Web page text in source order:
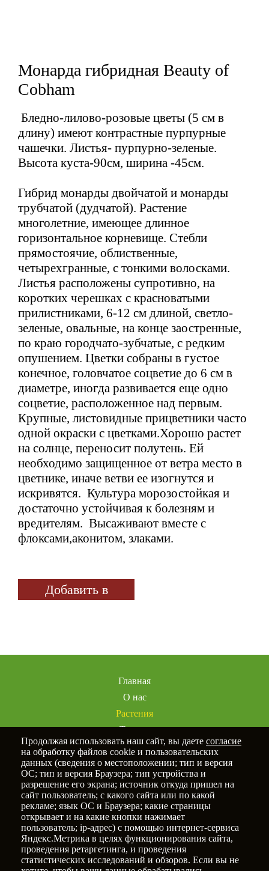
Монарда гибридная Beauty of
Cobham
Бледно-лилово-розовые цветы (5 см в
длину) имеют контрастные пурпурные
чашечки. Листья- пурпурно-зеленые.
Высота куста-90см, ширина -45см.
Гибрид монарды двойчатой и монарды
трубчатой (дудчатой). Растение
многолетние, имеющее длинное
горизонтальное корневище. Стебли
прямостоячие, облиственные,
четырехгранные, с тонкими волосками.
Листья расположены супротивно, на
коротких черешках с красноватыми
прилистниками, 6-12 см длиной, светло-
зеленые, овальные, на конце заостренные,
по краю городчато-зубчатые, с редким
опушением. Цветки собраны в густое
конечное, головчатое соцветие до 6 см в
диаметре, иногда развивается еще одно
соцветие, расположенное над первым.
Крупные, листовидные прицветники часто
одной окраски с цветками.Хорошо растет
на солнце, переносит полутень. Ей
необходимо защищенное от ветра место в
цветнике, иначе ветви ее изогнутся и
искривятся. Культура морозостойкая и
достаточно устойчивая к болезням и
вредителям. Высаживают вместе с
флоксами,аконитом, злаками.
Добавить в
Главная
О нас
Растения
Товары
Услуги
Портфолио
Статьи
Контакты
Политика конфиденциальности
© 2025Новый Сад
Продолжая использовать наш сайт, вы даете согласие
на обработку файлов cookie и пользовательских
данных (сведения о местоположении; тип и версия
ОС; тип и версия Браузера; тип устройства и
разрешение его экрана; источник откуда пришел на
сайт пользователь; с какого сайта или по какой
рекламе; язык ОС и Браузера; какие страницы
открывает и на какие кнопки нажимает
пользователь; ip-адрес) с помощью интернет-сервиса
Яндекс.Метрика в целях функционирования сайта,
проведения ретаргетинга, и проведения
статистических исследований и обзоров. Если вы не